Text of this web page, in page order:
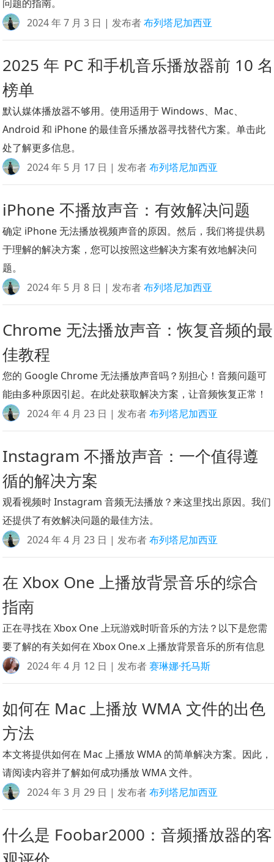
问题的指南。
2024 年 7 月 3 日 | 发布者布列塔尼加西亚
2025 年 PC 和手机音乐播放器前 10 名
榜单
默认媒体播放器不够用。使用适用于 Windows、Mac、
Android 和 iPhone 的最佳音乐播放器寻找替代方案。单击此
处了解更多信息。
2024 年 5 月 17 日 | 发布者布列塔尼加西亚
iPhone 不播放声音：有效解决问题
确定 iPhone 无法播放视频声音的原因。然后，我们将提供易
于理解的解决方案，您可以按照这些解决方案有效地解决问
题。
2024 年 5 月 8 日 | 发布者布列塔尼加西亚
Chrome 无法播放声音：恢复音频的最
佳教程
您的 Google Chrome 无法播放声音吗？别担心！音频问题可
能由多种原因引起。在此处获取解决方案，让音频恢复正常！
2024 年 4 月 23 日 | 发布者布列塔尼加西亚
Instagram 不播放声音：一个值得遵
循的解决方案
观看视频时 Instagram 音频无法播放？来这里找出原因。我们
还提供了有效解决问题的最佳方法。
2024 年 4 月 23 日 | 发布者布列塔尼加西亚
在 Xbox One 上播放背景音乐的综合
指南
正在寻找在 Xbox One 上玩游戏时听音乐的方法？以下是您需
要了解的有关如何在 Xbox One.x 上播放背景音乐的所有信息
2024 年 4 月 12 日 | 发布者赛琳娜·托马斯
如何在 Mac 上播放 WMA 文件的出色
方法
本文将提供如何在 Mac 上播放 WMA 的简单解决方案。因此，
请阅读内容并了解如何成功播放 WMA 文件。
2024 年 3 月 29 日 | 发布者布列塔尼加西亚
什么是 Foobar2000：音频播放器的客